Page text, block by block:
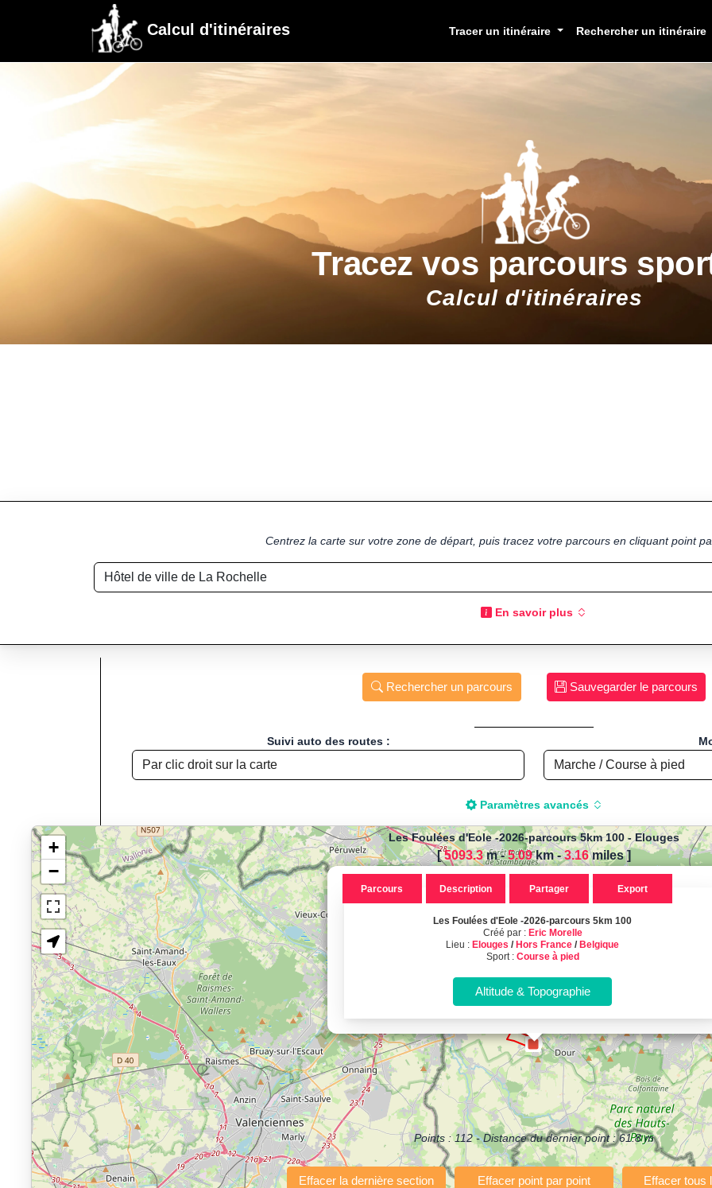
Calcul d'itinéraires Tracer un itinéraire Rechercher un itinéraire
Tracez vos parcours
Calcul d'itinéraires
Centrez la carte sur votre zone de départ, puis tracez votre parcours en cliquant point
En savoir plus
Rechercher un parcours Sauvegarder le parcours
Suivi auto des routes :
Paramètres avancés
Chargement de la carte pour calculer la distance de
Jogging, Course à pied, Vélo, Cyclisme, VTT,
Affichage du parcours : Les Foulées d'Eole -2026-parcours
localisé à Elouges, Hors France -
Sport : Course à pied - Distance : 5.09 Km
Calcul d'itinéraires
Calculez la distance et le dénivelé de vos parcours sportifs !
(Course à pied, Vélo, Randonnée, Roller...)
"Calcul d'itinéraires"est un outil gratuit et sans inscription permettant de planifier et analyser vos parcours sportifs (jogging, course
votre navigateur.
Fonctionnalités principales :tracé interactif point par point ou import de fichier GPX, calcul instantané de la distance (ajustée à la
avec options de lissage, export en trace GPX, route GPX, KML (plat ou relief) et TCX, ainsi que calculs intégrés de
Les Foulées d'Eole -2026-parcours 5km 100-Elouges
[5093.3m -5.09km-3.16miles]
Points :112- Distance du dernier point :61.8m
Les Foulées d'Eole -2026-parcours 5km 100
Créé par : Eric Morelle
Lieu : Elouges / Hors France / Belgique
Sport : Course à pied
Parcours Description Partager Export
+
−